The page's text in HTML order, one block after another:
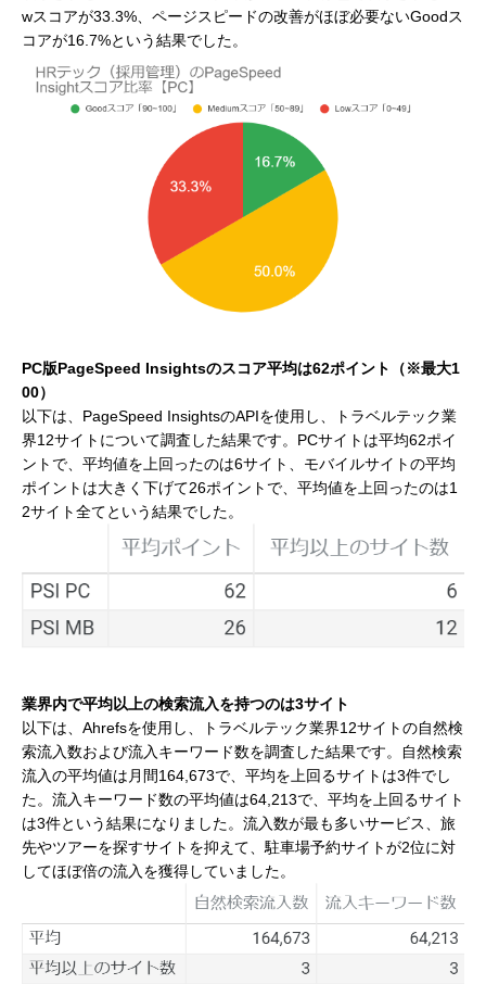
wスコアが33.3%、ページスピードの改善がほぼ必要ないGoodス
コアが16.7%という結果でした。
PC版PageSpeed Insightsのスコア平均は62ポイント（※最大1
00）
以下は、PageSpeed InsightsのAPIを使用し、トラベルテック業
界12サイトについて調査した結果です。PCサイトは平均62ポイ
ントで、平均値を上回ったのは6サイト、モバイルサイトの平均
ポイントは大きく下げて26ポイントで、平均値を上回ったのは1
2サイト全てという結果でした。
業界内で平均以上の検索流入を持つのは3サイト
以下は、Ahrefsを使用し、トラベルテック業界12サイトの自然検
索流入数および流入キーワード数を調査した結果です。自然検索
流入の平均値は月間164,673で、平均を上回るサイトは3件でし
た。流入キーワード数の平均値は64,213で、平均を上回るサイト
は3件という結果になりました。流入数が最も多いサービス、旅
先やツアーを探すサイトを抑えて、駐車場予約サイトが2位に対
してほぼ倍の流入を獲得していました。